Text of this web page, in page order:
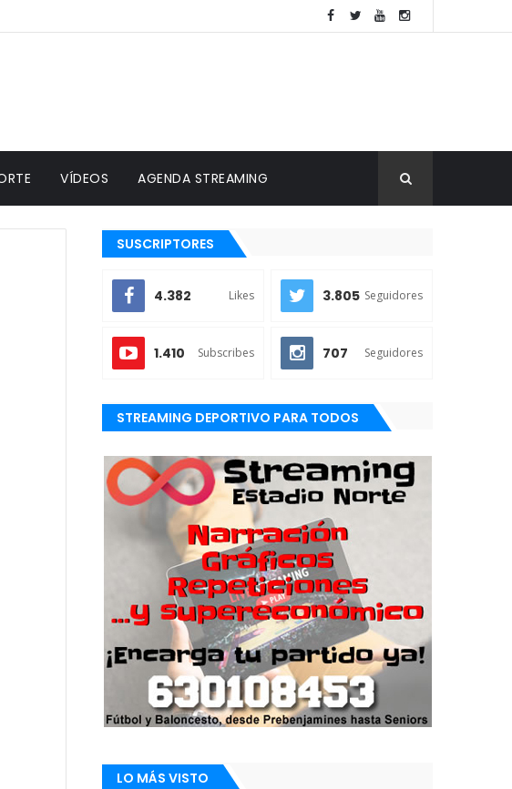
VÍDEOS AGENDA STREAMING
SUSCRIPTORES
4.382 Likes 3.805 Seguidores
1.410 Subscribes 707 Seguidores
STREAMING DEPORTIVO PARA TODOS
LO MÁS VISTO